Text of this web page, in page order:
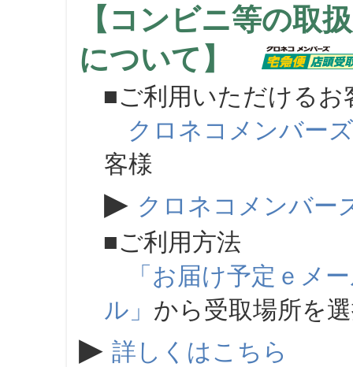
【コンビニ等の取
について】
■ご利用いただけるお
クロネコメンバーズ
客様
▶ クロネコメンバー
■ご利用方法
「お届け予定ｅメ
ル」 から受取場所を
▶ 詳しくはこちら